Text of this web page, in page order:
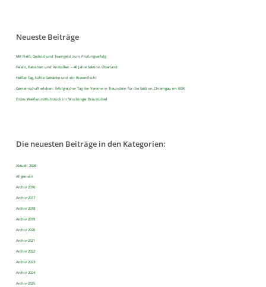
Neueste Beiträge
Mit Fleiß, Geduld und Teamgeist zum Prüfungserfolg
Feiern, Ratschen und Anstoßen – 40 Jahre Sektion Oberland
Heißer Tag, kühle Getränke und ein Riesenfisch!
Gemeinschaft erleben: Erfolgreicher Tag der Vereine in Traunstein für die Sektion Chiemgau im BDK
Erstes Weißwurstfrühstück im Wochinger Bräustüberl
Die neuesten Beiträge in den Kategorien:
Aktuell 2026
Allgemein
Archiv 2016
Archiv 2017
Archiv 2018
Archiv 2019
Archiv 2020
Archiv 2021
Archiv 2022
Archiv 2023
Archiv 2024
Archiv 2025